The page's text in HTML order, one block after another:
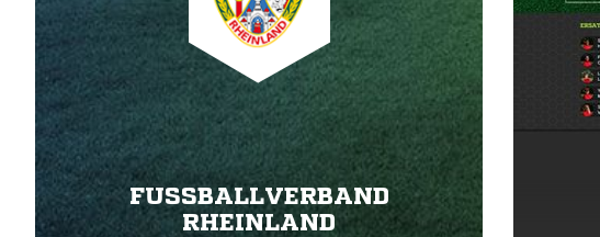
FUSSBALLVERBAND R
HEINLAND